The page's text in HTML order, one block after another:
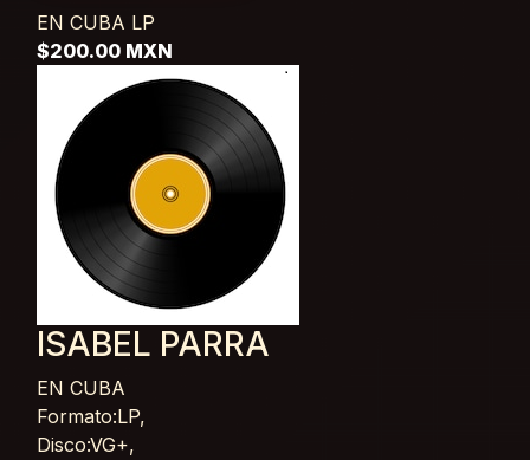
EN CUBA LP
$200.00 MXN
ISABEL PARRA
EN CUBA
Card List Article
Formato:LP,
Disco:VG+,